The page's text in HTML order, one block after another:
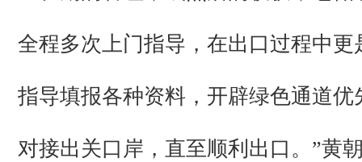
全程多次上门指导，在出口过程中更
指导填报各种资料，开辟绿色通道优
对接出关口岸，直至顺利出口。”黄